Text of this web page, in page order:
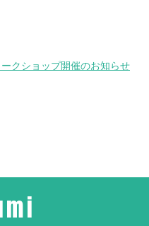
ークショップ開催のお知らせ